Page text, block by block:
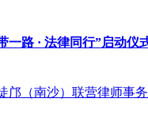
路 · 法律同行”启动仪
（南沙）联营律师事